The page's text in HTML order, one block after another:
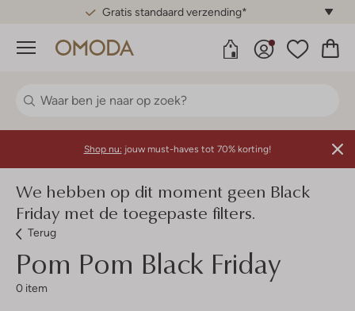
Gratis standaard verzending*
Menu
Shop nu: jouw must-haves tot 70% korting!
We hebben op dit moment geen Black
Friday met de toegepaste filters.
Terug
Pom Pom Black Friday
0 item